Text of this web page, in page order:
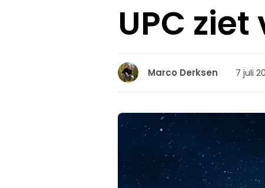
UPC
Marco Derksen 7 juli